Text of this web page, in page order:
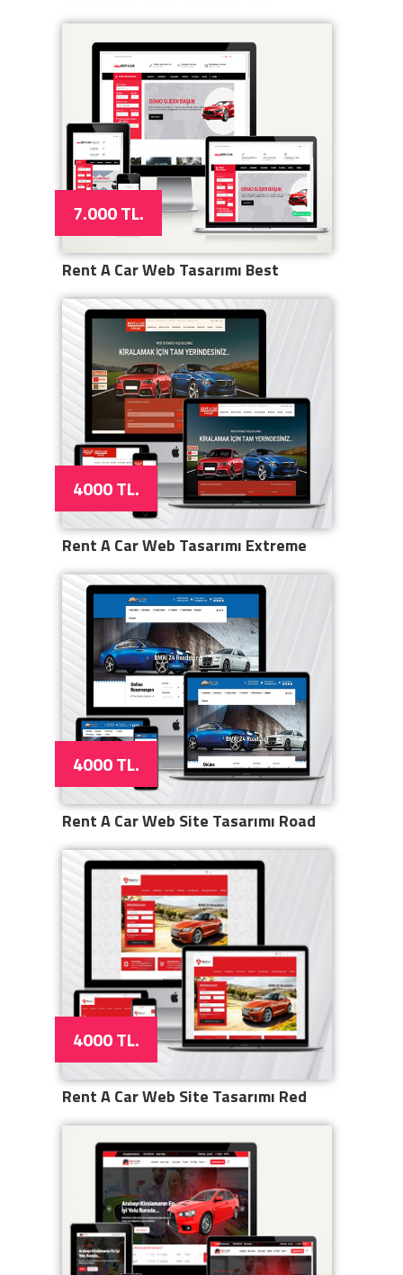
7.000 TL.
Rent A Car Web Tasarımı Best
4000 TL.
Rent A Car Web Tasarımı Extreme
4000 TL.
Rent A Car Web Site Tasarımı Road
4000 TL.
Rent A Car Web Site Tasarımı Red